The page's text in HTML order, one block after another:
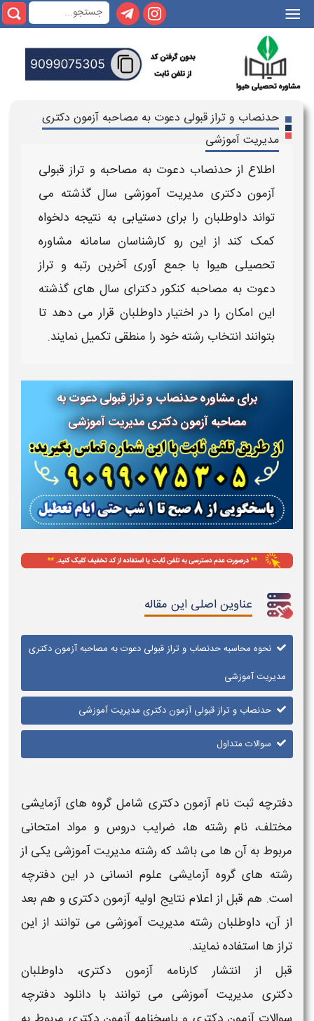
|||
حدنصاب و تراز قبولی دعوت به مصاحبه آزمون دکتری
مدیریت آموزشی
اطلاع ازحدنصاب دعوت به مصاحبه و تراز قبولی
آزمون دکتری مدیریت آموزشی سال گذشته می
تواند داوطلبان را برای دستیابی به نتیجه دلخواه
کمک کند از این رو کارشناسان سامانه مشاوره
تحصیلی هیوا با جمع آوری آخرین رتبه و تراز
دعوت به مصاحبه کنکور دکترای سال های گذشته
این امکان را در اختیار داوطلبان قرار می دهد تا
بتوانند انتخاب رشته خود را منطقی تکمیل نمایند.
برای مشاوره حدنصاب و تراز قبولی دعوت به
مصاحبه آزمون دکتری مدیریت آموزشی
عناوین اصلی این مقاله
نحوه محاسبه حدنصاب و تراز قبولی دعوت به مصاحبه آزمون دکتری
مدیریت آموزشی
حدنصاب و تراز قبولی آزمون دکتری مدیریت آموزشی
سوالات متداول
دفترچه ثبت نام آزمون دکتری شامل گروه های آزمایشی
مختلف، نام رشته ها، ضرایب دروس و مواد امتحانی
مربوط به آن ها می باشد که رشته مدیریت آموزشی یکی از
رشته های گروه آزمایشی علوم انسانی در این دفترچه
است. هم قبل از اعلام نتایج اولیه آزمون دکتریو هم بعد
از آن، داوطلبان رشته مدیریت آموزشی می توانند از این
تراز ها استفاده نمایند.
قبل از انتشار کارنامهآزمون دکتری، داوطلبان
دکتری مدیریت آموزشی می توانند با دانلود دفترچه